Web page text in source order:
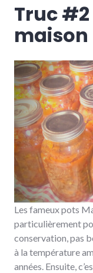
Truc #2
maison
Les fameux pots
particulièrement
conservation, pas
à la température
années. Ensuite,